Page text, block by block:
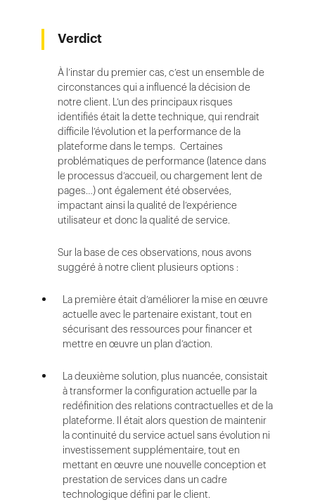
Verdict
À l’instar du premier cas, c’est un ensemble de
circonstances qui a influencé la décision de
notre client. L’un des principaux risques
identifiés était la dette technique, qui rendrait
difficile l’évolution et la performance de la
plateforme dans le temps. Certaines
problématiques de performance (latence dans
le processus d’accueil, ou chargement lent de
pages…) ont également été observées,
impactant ainsi la qualité de l’expérience
utilisateur et donc la qualité de service.
Sur la base de ces observations, nous avons
suggéré à notre client plusieurs options :
La première était d’améliorer la mise en œuvre
actuelle avec le partenaire existant, tout en
sécurisant des ressources pour financer et
mettre en œuvre un plan d’action.
La deuxième solution, plus nuancée, consistait
à transformer la configuration actuelle par la
redéfinition des relations contractuelles et de la
plateforme. Il était alors question de maintenir
la continuité du service actuel sans évolution ni
investissement supplémentaire, tout en
mettant en œuvre une nouvelle conception et
prestation de services dans un cadre
technologique défini par le client.